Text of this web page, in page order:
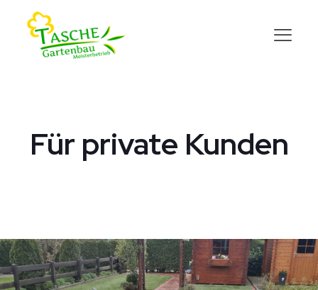
Für private Kunden